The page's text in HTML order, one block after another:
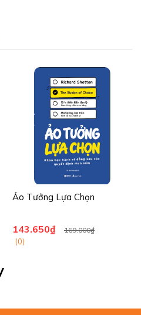
Ảo Tưởng Lựa Chọn
143.650₫ 169.000₫
(0)